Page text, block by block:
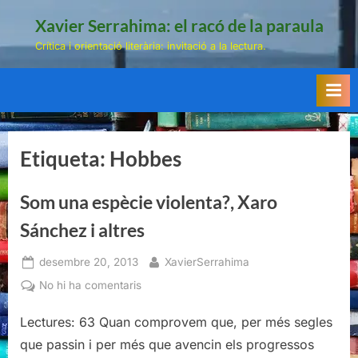
Xavier Serrahima: el racó de la paraula
Crítica i orientació literària: invitació a la lectura.
Etiqueta: Hobbes
Som una espècie violenta?, Xaro
Sánchez i altres
Posted
on
desembre 20, 2013 By
XavierSerrahima
No hi ha comentarisa
una
espècie
Lectures: 63 Quan comprovem que, per més segles
que passin i per més que avencin els progressos